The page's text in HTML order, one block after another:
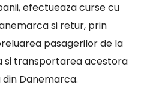
efectueaza curse cu
si retur, prin
pasagerilor de la
si transportarea acestora
Danemarca.